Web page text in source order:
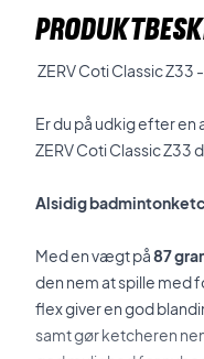
ZERV Coti Classic Z33
Er du på udkig efter
ZERV Coti Classic
Alsidig
Med en vægt på87
den nem at spille med
flex giver en god
samt gør ketcheren